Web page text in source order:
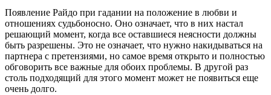
Появление Райдо при гадании на положение в любви и
отношениях судьбоносно. Оно означает, что в них настал
решающий момент, когда все оставшиеся неясности должны
быть разрешены. Это не означает, что нужно накидываться на
партнера с претензиями, но самое время открыто и полностью
обговорить все важные для обоих проблемы. В другой раз
столь подходящий для этого момент может не появиться еще
очень долго.